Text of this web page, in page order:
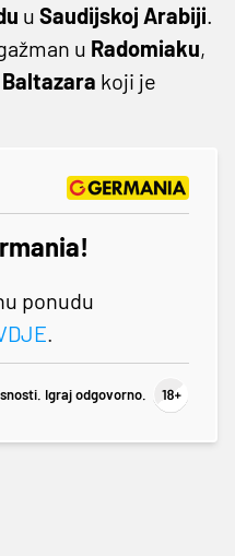
u Saudijskoj Arabiji.
u Radomiaku,
Baltazara koji je
ponudu
.
Igraj odgovorno.